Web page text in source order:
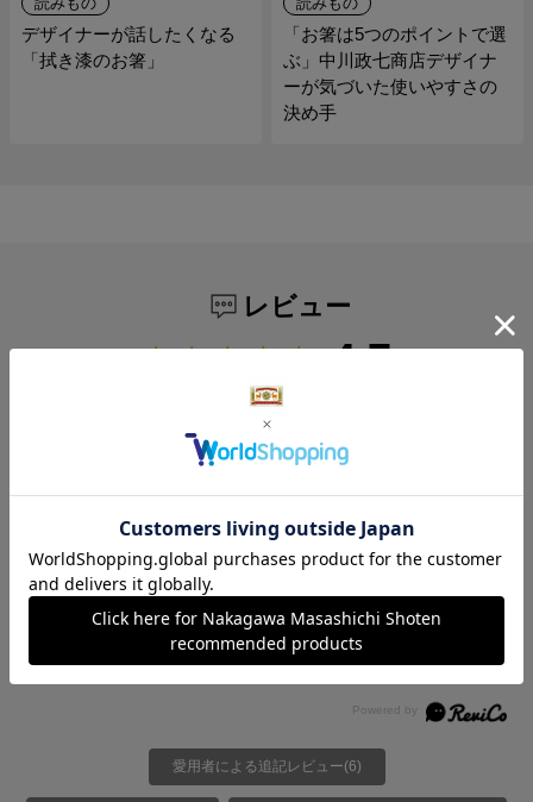
読みもの
デザイナーが話したくなる
「拭き漆のお箸」
読みもの
「お箸は5つのポイントで選
ぶ」中川政七商店デザイナ
ーが気づいた使いやすさの
決め手
レビュー
4.7
レビュー件数：
★ 4 (61)
★ 2 (5)
★ 1
レビューのAI要約
愛用者による追記レビュー(6)